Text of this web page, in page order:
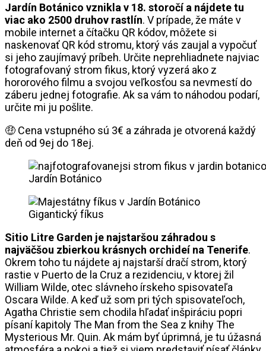
Jardín Botánico vznikla v 18. storočí a nájdete tu
viac ako 2500 druhov rastlín. V prípade, že máte v
mobile internet a čítačku QR kódov, môžete si
naskenovať QR kód stromu, ktorý vás zaujal a vypočuť
si jeho zaujímavý príbeh. Určite neprehliadnete najviac
fotografovaný strom fikus, ktorý vyzerá ako z
hororového filmu a svojou veľkosťou sa nevmestí do
záberu jednej fotografie. Ak sa vám to náhodou podarí,
určite mi ju pošlite.
🤑 Cena vstupného sú 3€ a záhrada je otvorená každý
deň od 9ej do 18ej.
Jardín Botánico
Gigantický fíkus
Sitio Litre Garden je najstaršou záhradou s
najväčšou zbierkou krásnych orchideí na Tenerife.
Okrem toho tu nájdete aj najstarší dračí strom, ktorý
rastie v Puerto de la Cruz a rezidenciu, v ktorej žil
William Wilde, otec slávneho írskeho spisovateľa
Oscara Wilde. A keď už som pri tých spisovateľoch,
Agatha Christie sem chodila hľadať inšpiráciu popri
písaní kapitoly The Man from the Sea z knihy The
Mysterious Mr. Quin. Ak mám byť úprimná, je tu úžasná